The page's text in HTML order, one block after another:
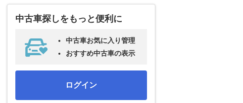
中古車探しをもっと便利に
中古車お気に入り管理
おすすめ中古車の表示
ログイン